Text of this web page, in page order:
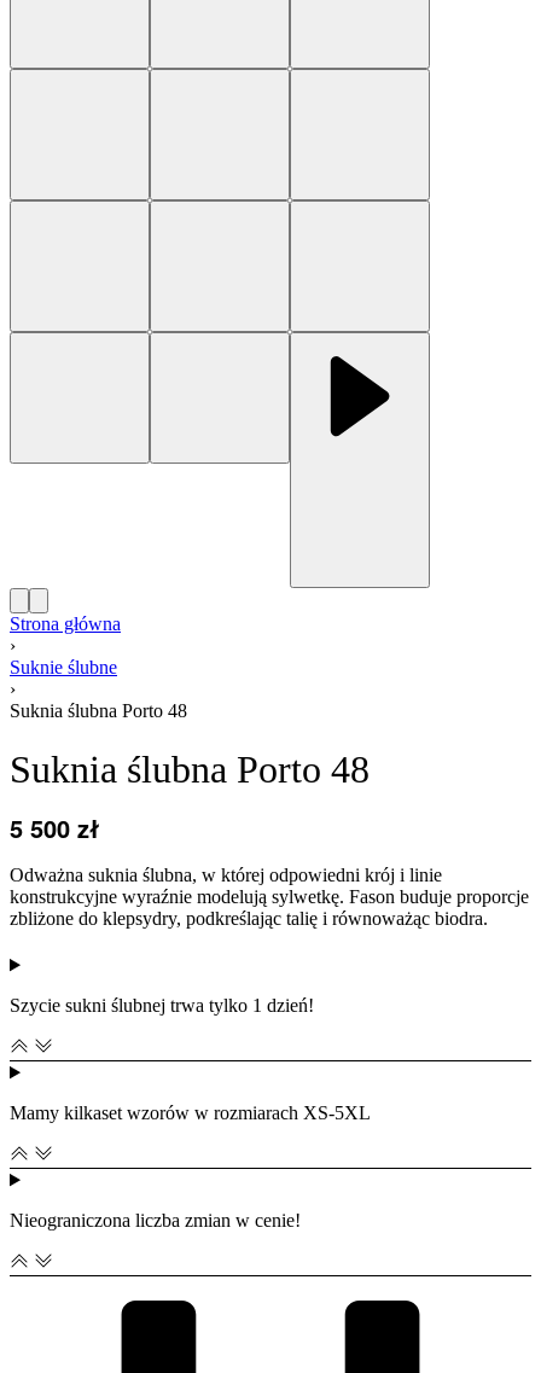
Strona główna
›
Suknie ślubne
›
Suknia ślubna Porto 48
Suknia ślubna Porto 48
5 500 zł
Odważna suknia ślubna, w której odpowiedni krój i linie
konstrukcyjne wyraźnie modelują sylwetkę. Fason buduje proporcje
zbliżone do klepsydry, podkreślając talię i równoważąc biodra.
Szycie sukni ślubnej trwa tylko 1 dzień!
Mamy kilkaset wzorów w rozmiarach XS-5XL
Nieograniczona liczba zmian w cenie!